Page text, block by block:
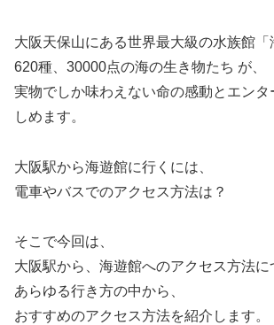
大阪天保山にある世界最大級の水族館「
620種、30000点の海の生き物たち が、
実物でしか味わえない命の感動とエンタ
しめます。
大阪駅から海遊館に行くには、
電車やバスでのアクセス方法は？
そこで今回は、
大阪駅から、海遊館へのアクセス方法に
あらゆる行き方の中から、
おすすめのアクセス方法を紹介します。